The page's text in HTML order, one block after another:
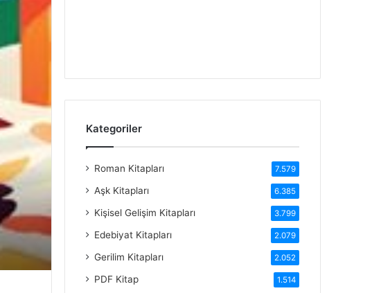
Kategoriler
Roman Kitapları 7.579
Aşk Kitapları 6.385
Kişisel Gelişim Kitapları 3.799
Edebiyat Kitapları 2.079
Gerilim Kitapları 2.052
PDF Kitap 1.514